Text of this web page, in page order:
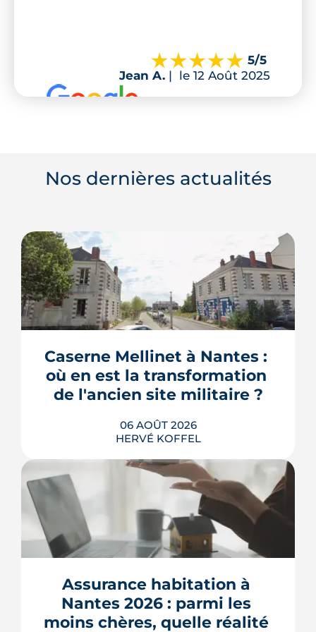
5/5
Jean A. | le 12 Août 2025
Nos dernières actualités
Caserne Mellinet à Nantes :
où en est la transformation
de l'ancien site militaire ?
06 AOÛT 2026
HERVÉ KOFFEL
L'ancienne caserne Mellinet devient un
quartier habité de treize hectares et
demi. Livraisons de logements, friche
où en est le chantier, hameau par
hameau.
LIRE L'ARTICLE
Assurance habitation à
Nantes 2026 : parmi les
moins chères, quelle réalité